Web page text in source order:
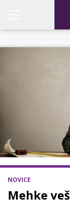
NOVICE
Mehke